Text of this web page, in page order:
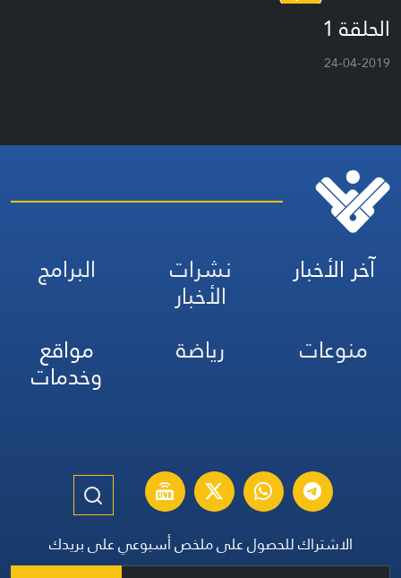
الحلقة 1
24-04-2019
آخر الأخبار نشرات
الأخبار
البرامج
منوعات
رياضة مواقع
وخدمات
الاشتراك للحصول على ملخص أسبوعي على بريدك